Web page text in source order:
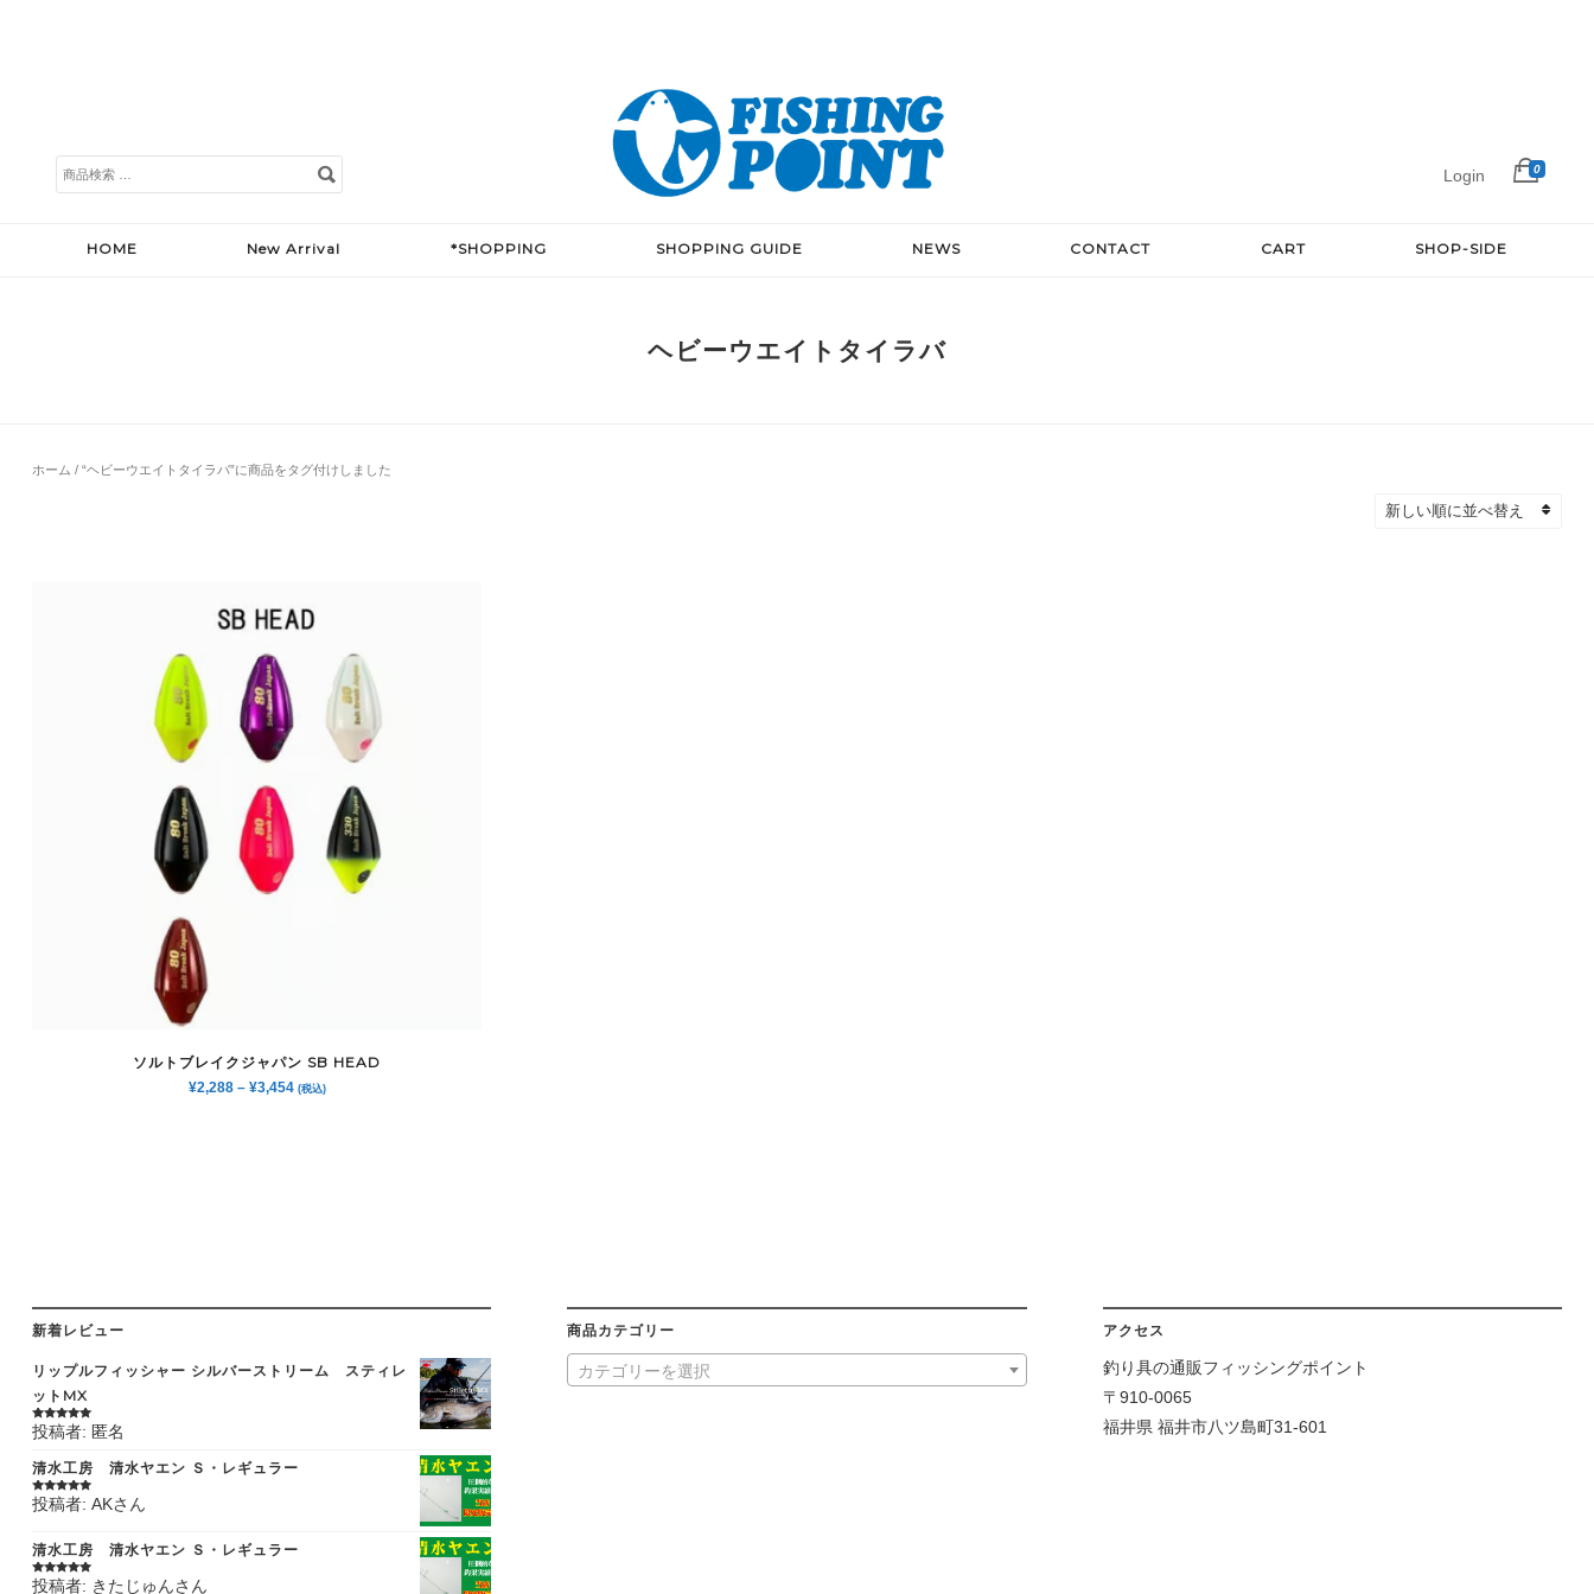
検
索
Login 0
HOME New Arrival *SHOPPING SHOPPING GUIDE NEWS CONTACT CART SHOP-SIDE
ヘビーウエイトタイラバ
ホーム / “ヘビーウエイトタイラバ”に商品をタグ付けしました
ソルトブレイクジャパン SB HEAD
¥2,288– ¥3,454 (税込)
新着レビュー
リップルフィッシャー シルバーストリーム スティレ
ットMX
5段階中5の
評価
投稿者: 匿名
清水工房 清水ヤエン Ｓ・レギュラー
5段階中5の
評価
投稿者: AKさん
清水工房 清水ヤエン Ｓ・レギュラー
5段階中5の
投稿者: きたじゅんさん
商品カテゴリー
カテゴリーを選択
アクセス
釣り具の通販フィッシングポイント
〒910-0065
福井県 福井市八ツ島町31-601